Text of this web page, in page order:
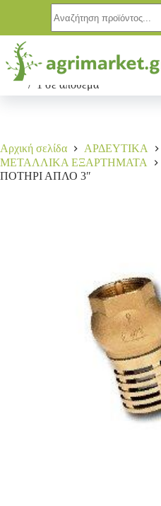
ΠΟΤΗΡΙ ΑΠΛΟ 3″
70,00€
1 σε απόθεμα
Αρχική σελίδα
ΑΡΔΕΥΤΙΚΑ
ΜΕΤΑΛΛΙΚΑ ΕΞΑΡΤΗΜΑΤΑ
ΠΟΤΗΡΙ ΑΠΛΟ 3″